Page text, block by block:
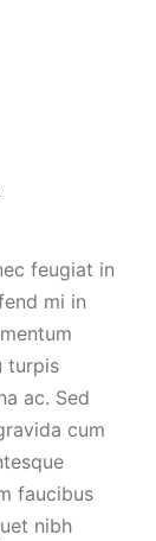
feugiat in
mi in
turpis
ac. Sed
cum
faucibus
nibh